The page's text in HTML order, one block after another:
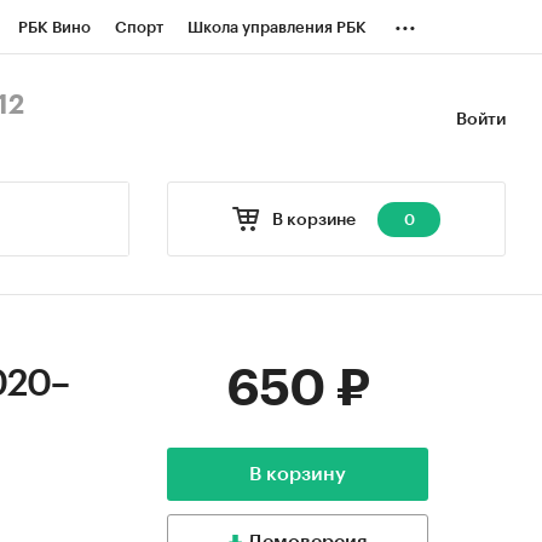
РБК Вино Спорт Школа управления РБК ...
Войти
В корзине 0
650 ₽
В корзину